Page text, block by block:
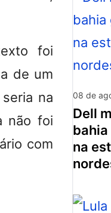
foi
de um
na
não foi
com
08 de
dell marca três gols e
bahia
na